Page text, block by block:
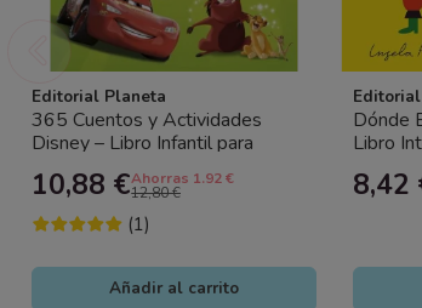
Editorial Planeta
365 Cuentos y Actividades
Disney – Libro Infantil para
10,88 €Ahorras 1.92 €
12,80 €
(1)
Añadir al carrito
Dónde
Libro
8,42